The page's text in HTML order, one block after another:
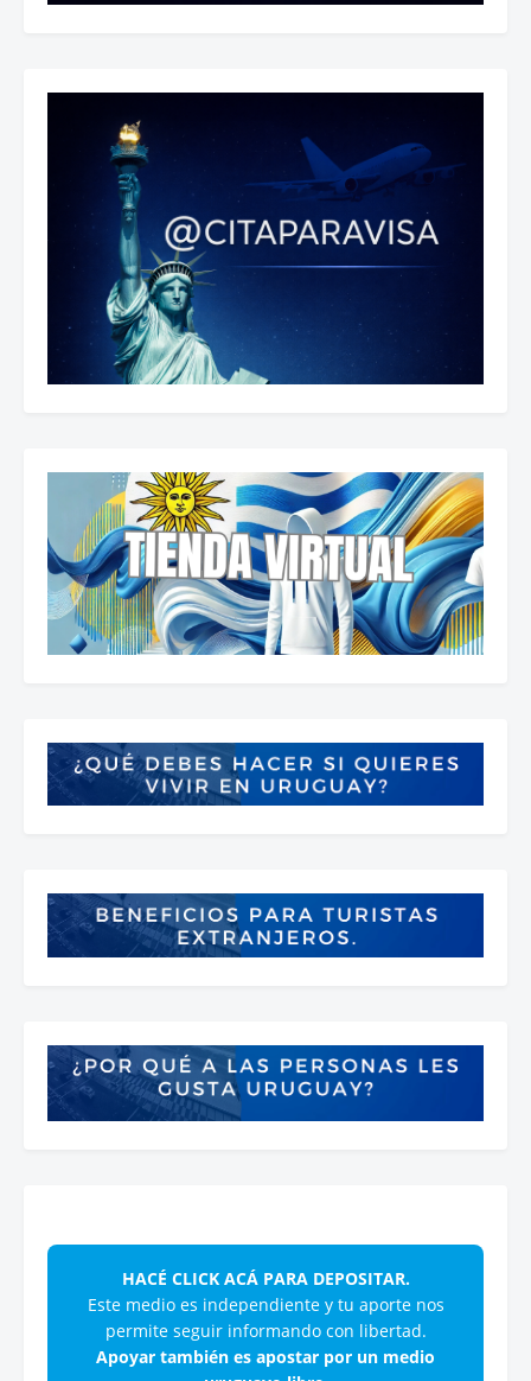
HACÉ CLICK ACÁ PARA DEPOSITAR.
Este medio es independiente y tu aporte nos
permite seguir informando con libertad.
Apoyar también es apostar por un medio